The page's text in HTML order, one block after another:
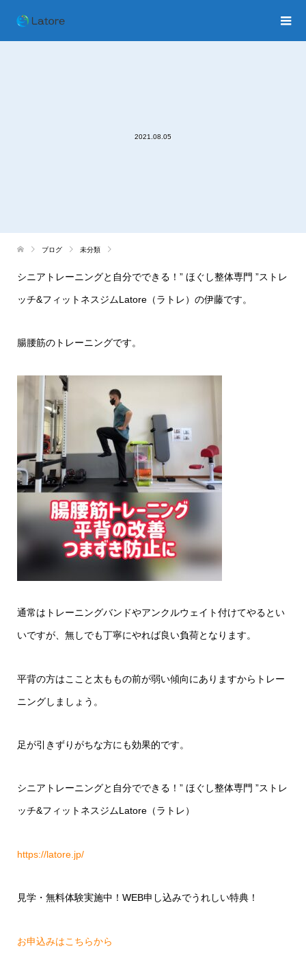
2021.08.05
ブログ 未分類
シニアトレーニングと自分でできる！ ” ほぐし整体専門 ”ストレ
ッチ&フィットネスジムLatore（ラトレ）の伊藤です。
腸腰筋のトレーニングです。
通常はトレーニングバンドやアンクルウェイト付けてやるとい
いですが、無しでも丁寧にやれば良い負荷となります。
平背の方はここと太ももの前が弱い傾向にありますからトレー
ニングしましょう。
足が引きずりがちな方にも効果的です。
シニアトレーニングと自分でできる！ ” ほぐし整体専門 ”ストレ
ッチ&フィットネスジムLatore（ラトレ）
https://latore.jp/
見学・無料体験実施中！ WEB申し込みでうれしい特典！
お申込みはこちらから